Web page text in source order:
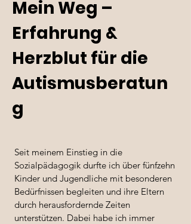
Mein Weg –
Erfahrung &
Herzblut für die
Autismusberatun
g
Seit meinem Einstieg in die
Sozialpädagogik durfte ich über fünfzehn
Kinder und Jugendliche mit besonderen
Bedürfnissen begleiten und ihre Eltern
durch herausfordernde Zeiten
unterstützen. Dabei habe ich immer